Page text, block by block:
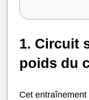
1. Circuit
poids du
Cet